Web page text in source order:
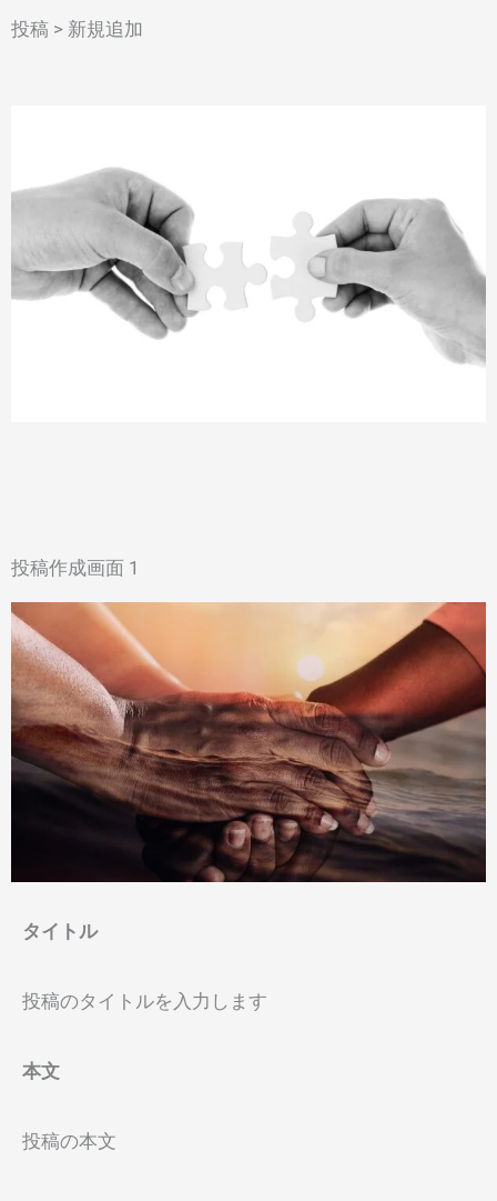
投稿 > 新規追加
投稿作成画面 1
タイトル
投稿のタイトルを入力します
本文
投稿の本文